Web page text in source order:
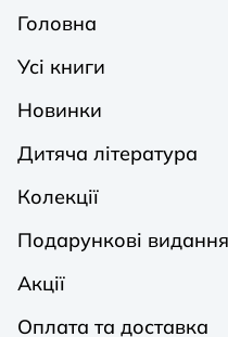
Головна
Усі книги
Новинки
Дитяча література
Колекції
Подарункові видання
Акції
Оплата та доставка